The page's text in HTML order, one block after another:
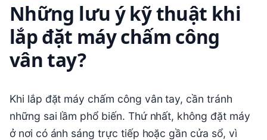
Những lưu ý kỹ thuật khi
lắp đặt máy chấm công
vân tay?
Khi lắp đặt máy chấm công vân tay, cần tránh
những sai lầm phổ biến. Thứ nhất, không đặt máy
ở nơi có ánh sáng trực tiếp hoặc gần cửa sổ, vì